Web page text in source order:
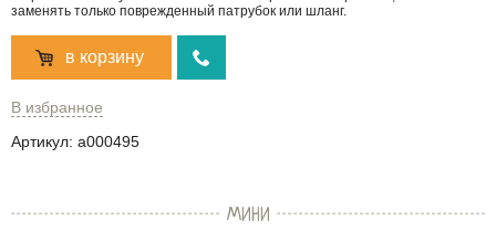
заменять только поврежденный патрубок или шланг.
в корзину
В избранное
Артикул: a000495
МИНИ